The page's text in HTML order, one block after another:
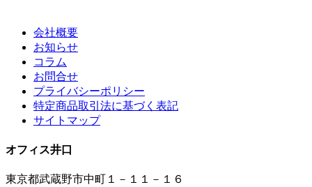
会社概要
お知らせ
コラム
お問合せ
プライバシーポリシー
特定商品取引法に基づく表記
サイトマップ
オフィス井口
東京都武蔵野市中町１－１１－１６